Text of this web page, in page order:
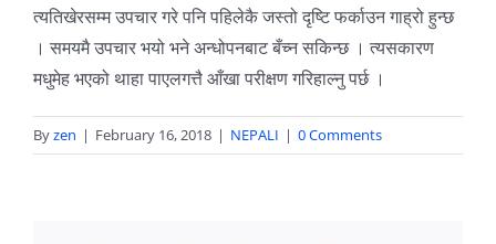
त्यतिखेरसम्म उपचार गरे पनि पहिलेकै जस्तो दृष्टि फर्काउन गाह्रो हुन्छ
। समयमै उपचार भयो भने अन्धोपनबाट बँच्न सकिन्छ । त्यसकारण
मधुमेह भएको थाहा पाएलगत्तै आँखा परीक्षण गरिहाल्नु पर्छ ।
Byzen | February 16, 2018 | NEPALI | 0 Comments